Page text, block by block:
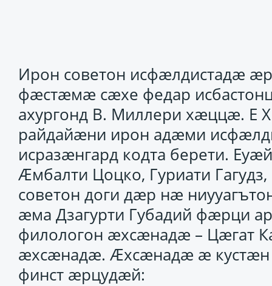
Ирон советон исфӕлдистадӕ
фӕстӕмӕ сӕхе федар
ахургонд В. Миллери хӕццӕ. Е
райдайӕни ирон адӕми
исразӕнгард кодта берети.
Ӕмбалти Цоцко, Гуриати
советон доги дӕр нӕ
ӕма Дзагурти Губадий фӕрци
филологон ӕхсӕнадӕ – Цӕгат
ӕхсӕнадӕ. Ӕхсӕнадӕ ӕ кустӕн
финст ӕрцудӕй: